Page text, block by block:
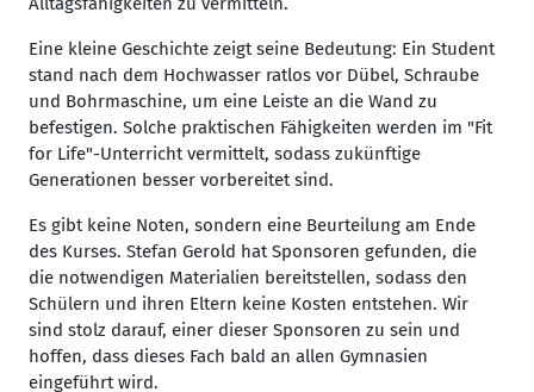
Eine kleine Geschichte zeigt seine Bedeutung: Ein Student
stand nach dem Hochwasser ratlos vor Dübel, Schraube
und Bohrmaschine, um eine Leiste an die Wand zu
befestigen. Solche praktischen Fähigkeiten werden im "Fit
for Life"-Unterricht vermittelt, sodass zukünftige
Generationen besser vorbereitet sind.
Es gibt keine Noten, sondern eine Beurteilung am Ende
des Kurses. Stefan Gerold hat Sponsoren gefunden, die
die notwendigen Materialien bereitstellen, sodass den
Schülern und ihren Eltern keine Kosten entstehen. Wir
sind stolz darauf, einer dieser Sponsoren zu sein und
hoffen, dass dieses Fach bald an allen Gymnasien
eingeführt wird.